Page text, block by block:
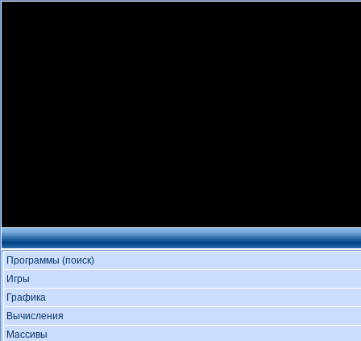
Программы (поиск)
Игры
Графика
Вычисления
Массивы